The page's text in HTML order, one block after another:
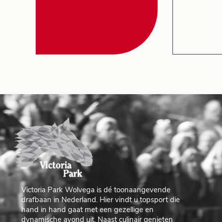
Victoria Park Wolvega is dé toonaangevende
drafbaan in Nederland. Hier vindt u topsport die
hand in hand gaat met een gezellige en
dynamische avond uit. Naast culinair genieten